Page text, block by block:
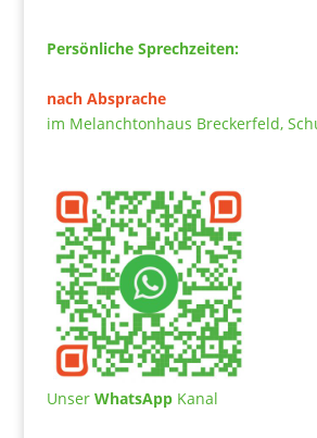
Persönliche Sprechzeiten:
nach Absprache
im Melanchtonhaus Breckerfeld,
Unser WhatsAppKanal